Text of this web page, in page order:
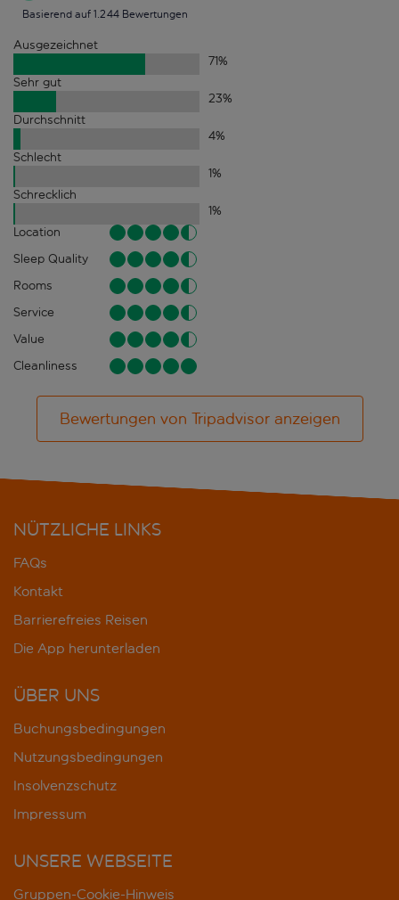
Basierend auf 1.244 Bewertungen
Ausgezeichnet
71%
Sehr gut
23%
Durchschnitt
4%
Schlecht
1%
Schrecklich
1%
Location
Sleep Quality
Rooms
Service
Value
Cleanliness
Bewertungen von Tripadvisor anzeigen
NÜTZLICHE LINKS
FAQs
Kontakt
Barrierefreies Reisen
Die App herunterladen
ÜBER UNS
Buchungsbedingungen
Nutzungsbedingungen
Insolvenzschutz
Impressum
UNSERE WEBSEITE
Gruppen-Cookie-Hinweis